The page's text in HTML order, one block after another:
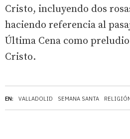
EN: VALLADOLID SEMANA SANTA
Cristo, incluyendo dos
haciendo referencia al
Última Cena como
Cristo.